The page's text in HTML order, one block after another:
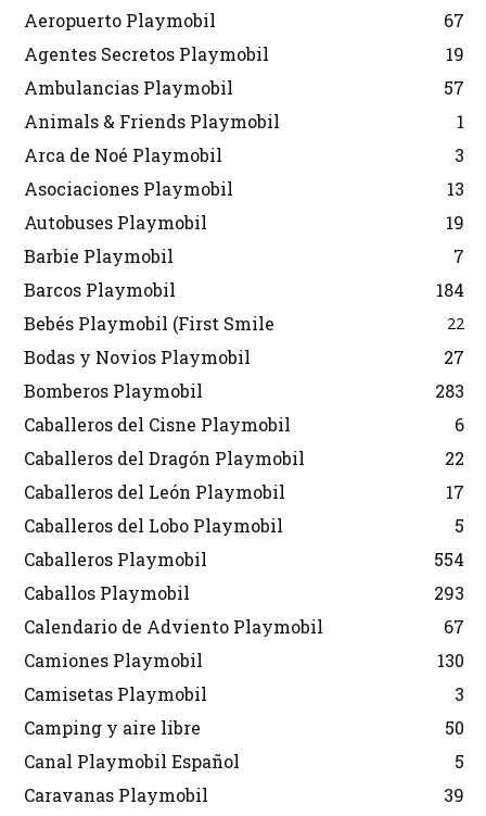
Aeropuerto Playmobil
67
Agentes Secretos Playmobil
19
Ambulancias Playmobil
57
Animals & Friends Playmobil
1
Arca de Noé Playmobil
3
Asociaciones Playmobil
13
Autobuses Playmobil
19
Barbie Playmobil
7
Barcos Playmobil
184
Bebés Playmobil (First Smile
22
Bodas y Novios Playmobil
27
Bomberos Playmobil
283
Caballeros del Cisne Playmobil
6
Caballeros del Dragón Playmobil
22
Caballeros del León Playmobil
17
Caballeros del Lobo Playmobil
5
Caballeros Playmobil
554
Caballos Playmobil
293
Calendario de Adviento Playmobil
67
Camiones Playmobil
130
Camisetas Playmobil
3
Camping y aire libre
50
Canal Playmobil Español
5
Caravanas Playmobil
39